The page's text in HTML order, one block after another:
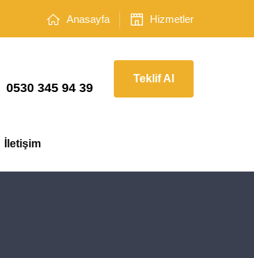
Anasayfa Hizmetler
0530 345 94 39
Teklif Al
İletişim